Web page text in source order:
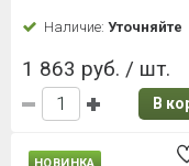
Наличие: Уточняйте
1 863 руб. / шт.
В